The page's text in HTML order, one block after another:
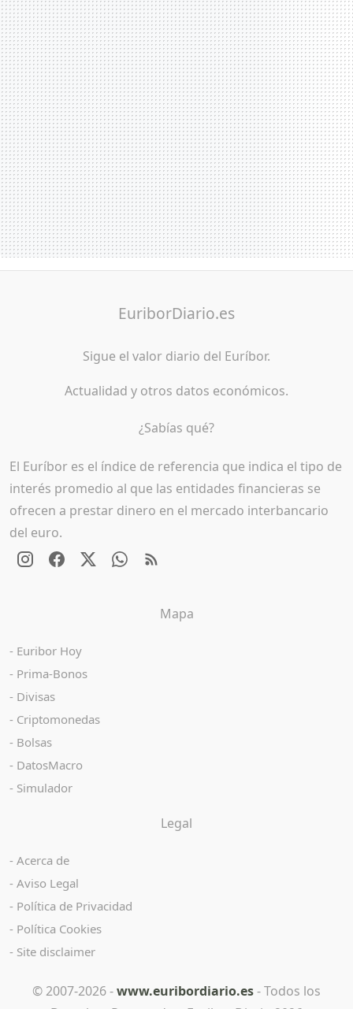
EuriborDiario.es
Sigue el valor diario del Euríbor.
Actualidad y otros datos económicos.
Mapa
Euribor Hoy
Prima-Bonos
Divisas
Criptomonedas
Bolsas
DatosMacro
Simulador
Legal
Acerca de
Aviso Legal
Política de Privacidad
Política Cookies
Site disclaimer
¿Sabías qué?
El Euríbor es el índice de referencia que indica el tipo de
interés promedio al que las entidades financieras se
ofrecen a prestar dinero en el mercado interbancario
del euro.
© 2007-2026 -www.euribordiario.es- Todos los